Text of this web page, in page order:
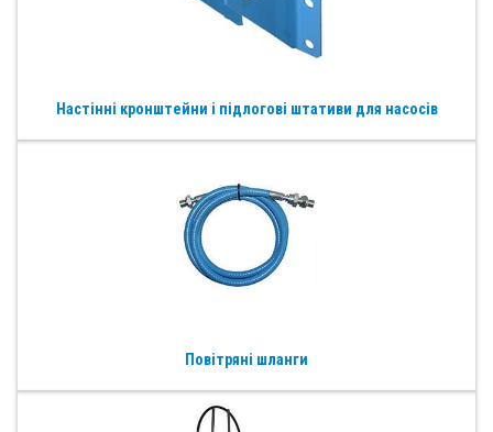
Настінні кронштейни і підлогові штативи для насосів
Повітряні шланги